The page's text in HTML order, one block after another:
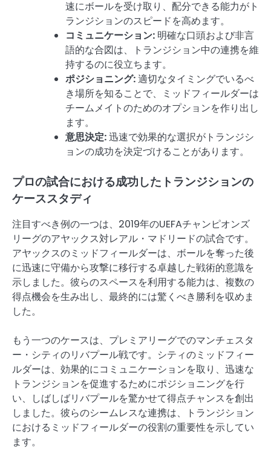
速にボールを受け取り、配分できる能力がト
ランジションのスピードを高めます。
コミュニケーション: 明確な口頭および非言
語的な合図は、トランジション中の連携を維
持するのに役立ちます。
ポジショニング:適切なタイミングでいるべ
き場所を知ることで、ミッドフィールダーは
チームメイトのためのオプションを作り出し
ます。
意思決定:迅速で効果的な選択がトランジシ
ョンの成功を決定づけることがあります。
プロの試合における成功したトランジションの
ケーススタディ
注目すべき例の一つは、2019年のUEFAチャンピオンズ
リーグのアヤックス対レアル・マドリードの試合です。
アヤックスのミッドフィールダーは、ボールを奪った後
に迅速に守備から攻撃に移行する卓越した戦術的意識を
示しました。彼らのスペースを利用する能力は、複数の
得点機会を生み出し、最終的には驚くべき勝利を収めま
した。
もう一つのケースは、プレミアリーグでのマンチェスタ
ー・シティのリバプール戦です。シティのミッドフィー
ルダーは、効果的にコミュニケーションを取り、迅速な
トランジションを促進するためにポジショニングを行
い、しばしばリバプールを驚かせて得点チャンスを創出
しました。彼らのシームレスな連携は、トランジション
におけるミッドフィールダーの役割の重要性を示してい
ます。